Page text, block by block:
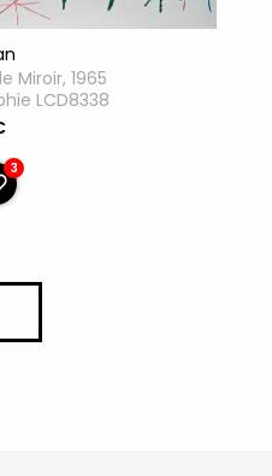
Miroir, 1965
LCD8338
3